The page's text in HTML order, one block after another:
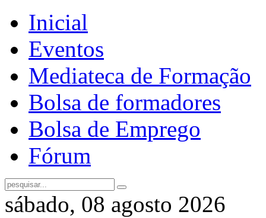
Inicial
Eventos
Mediateca de Formação
Bolsa de formadores
Bolsa de Emprego
Fórum
sábado, 08 agosto 2026